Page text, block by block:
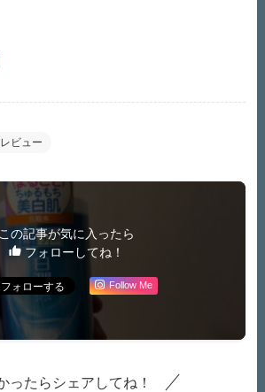
ビュー
この記事が気に入ったら
フォローしてね！
Follow Me
ったらシェアしてね！